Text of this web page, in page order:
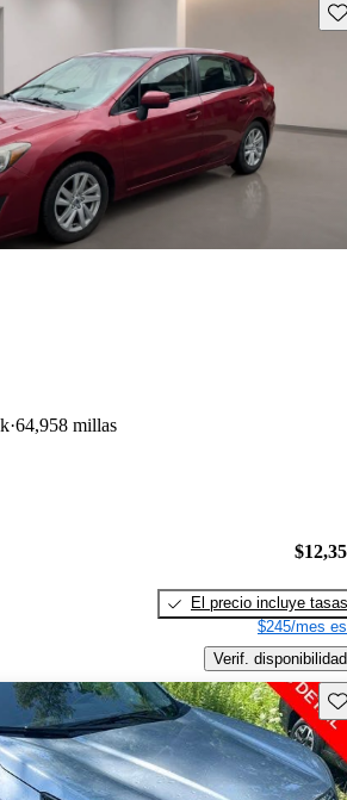
64,958 millas
El precio incluye tasas
$245/mes
Verif. disponibilidad